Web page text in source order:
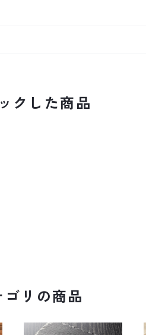
クした商品
ゴリの商品